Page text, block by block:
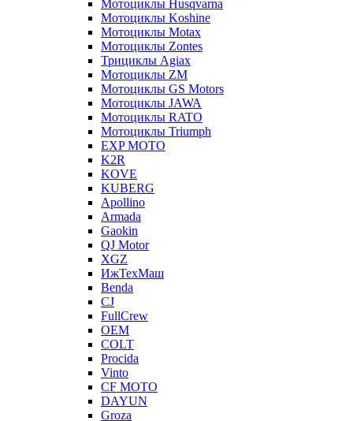
Мотоциклы Husqvarna
Мотоциклы Koshine
Мотоциклы Motax
Мотоциклы Zontes
Трициклы Agiax
Мотоциклы ZM
Мотоциклы GS Motors
Мотоциклы JAWA
Мотоциклы RATO
Мотоциклы Triumph
EXP MOTO
K2R
KOVE
KUBERG
Apollino
Armada
Gaokin
QJ Motor
XGZ
ИжТехМаш
Benda
CJ
FullCrew
OEM
COLT
Procida
Vinto
CF MOTO
DAYUN
Groza